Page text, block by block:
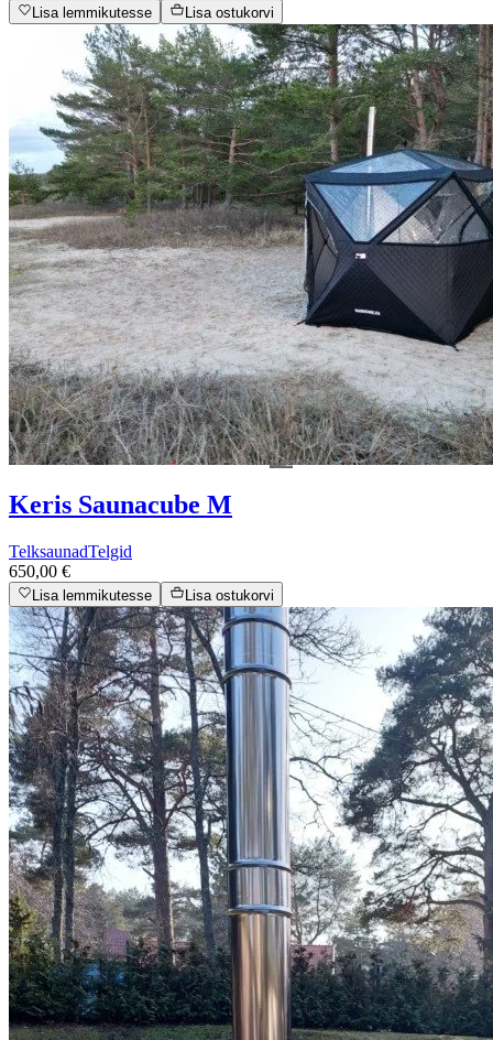
Lisa lemmikutesse Lisa ostukorvi
Keris Saunacube M
TelksaunadTelgid
650,00 €
Lisa lemmikutesse Lisa ostukorvi